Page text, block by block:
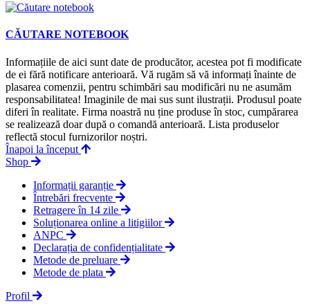
CĂUTARE NOTEBOOK
Informațiile de aici sunt date de producător, acestea pot fi modificate
de ei fără notificare anterioară. Vă rugăm să vă informați înainte de
plasarea comenzii, pentru schimbări sau modificări nu ne asumăm
responsabilitatea! Imaginile de mai sus sunt ilustrații. Produsul poate
diferi în realitate. Firma noastră nu ține produse în stoc, cumpărarea
se realizează doar după o comandă anterioară. Lista produselor
reflectă stocul furnizorilor noștri.
Înapoi la început
Shop
Informații garanție
Întrebări frecvente
Retragere în 14 zile
Soluționarea online a litigiilor
ANPC
Declarația de confidențialitate
Metode de preluare
Metode de plata
Profil